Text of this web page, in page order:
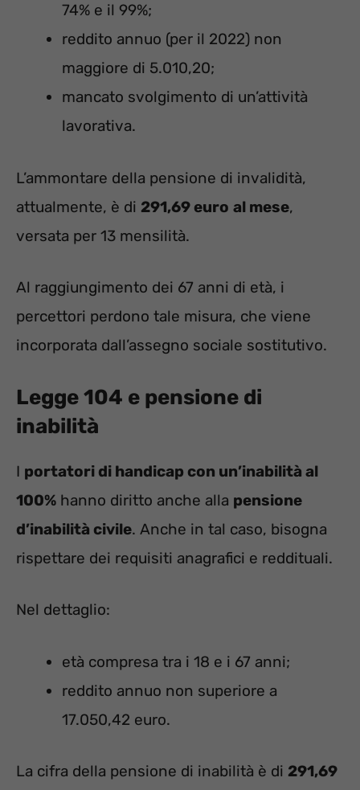
74% e il 99%;
reddito annuo (per il 2022) non
maggiore di 5.010,20;
mancato svolgimento di un’attività
lavorativa.
L’ammontare della pensione di invalidità,
attualmente, è di 291,69 euro al mese,
versata per 13 mensilità.
Al raggiungimento dei 67 anni di età, i
percettori perdono tale misura, che viene
incorporata dall’assegno sociale sostitutivo.
Legge 104 e pensione di
inabilità
I portatori di handicap con un’inabilità al
100% hanno diritto anche alla pensione
d’inabilità civile. Anche in tal caso, bisogna
rispettare dei requisiti anagrafici e reddituali.
Nel dettaglio:
età compresa tra i 18 e i 67 anni;
reddito annuo non superiore a
17.050,42 euro.
La cifra della pensione di inabilità è di 291,69